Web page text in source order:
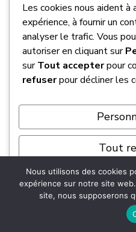
Combien coûte la
G90 ?
Si vous visez le
limousine G90, il
départ de 92 700 $.
l’excellence pour
grandes berlines de
Pour ce montant,
monde : sièges
« Mood Curator » et
Les cookies nous aident à
expérience, à fournir un
analyser le trafic. Vous
autoriser en cliquant sur
surTout accepterpour
refuserpour décliner les
Tout
Tout
Nous utilisons des cookies
expérience sur notre site
site, nous supposerons